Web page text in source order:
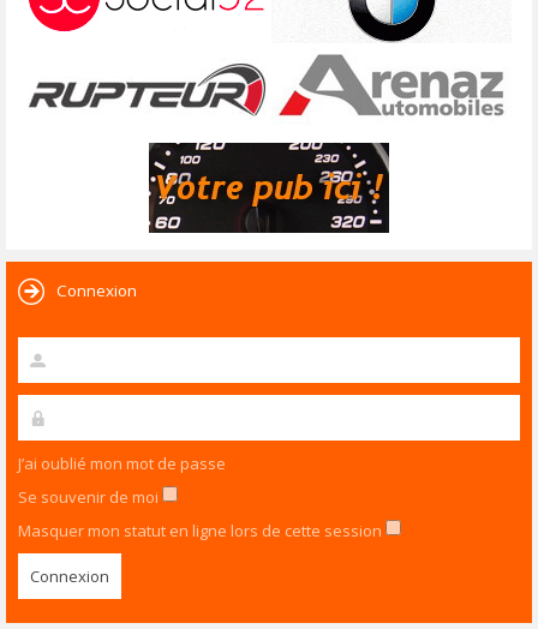
Connexion
J’ai oublié mon mot de passe
Se souvenir de moi
Masquer mon statut en ligne lors de cette session